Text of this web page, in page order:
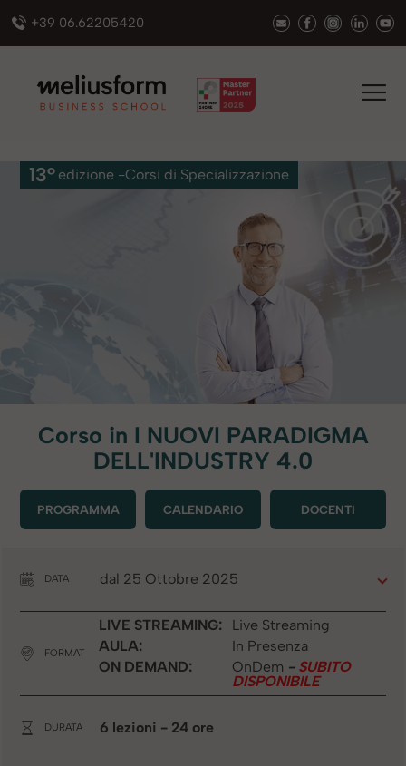
+39 06.62205420
13° edizione -Corsi di Specializzazione
Corso in I NUOVI PARADIGMA
DELL'INDUSTRY 4.0
PROGRAMMA CALENDARIO DOCENTI
DATA dal 25 Ottobre 2025
FORMAT
LIVE STREAMING:
Live Streaming
AULA:
In Presenza
ON DEMAND:
OnDem - SUBITO
DISPONIBILE
DURATA 6 lezioni - 24 ore